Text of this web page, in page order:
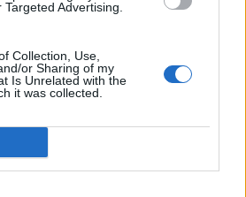
Advertising.
Collection, Use,
or Sharing of my
Is Unrelated with the
it was collected.
canción?
Ruiz